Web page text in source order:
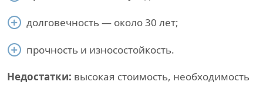
долговечность — около 30 лет;
прочность и износостойкость.
Недостатки: высокая стоимость, необходимость